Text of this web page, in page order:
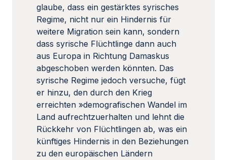
glaube, dass ein gestärktes syrisches
Regime, nicht nur ein Hindernis für
weitere Migration sein kann, sondern
dass syrische Flüchtlinge dann auch
aus Europa in Richtung Damaskus
abgeschoben werden könnten. Das
syrische Regime jedoch versuche, fügt
er hinzu, den durch den Krieg
erreichten »demografischen Wandel im
Land aufrechtzuerhalten und lehnt die
Rückkehr von Flüchtlingen ab, was ein
künftiges Hindernis in den Beziehungen
zu den europäischen Ländern